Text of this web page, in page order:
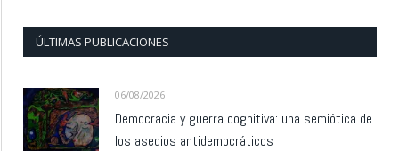
ÚLTIMAS PUBLICACIONES
06/08/2026
Democracia y guerra cognitiva: una semiótica de
los asedios antidemocráticos